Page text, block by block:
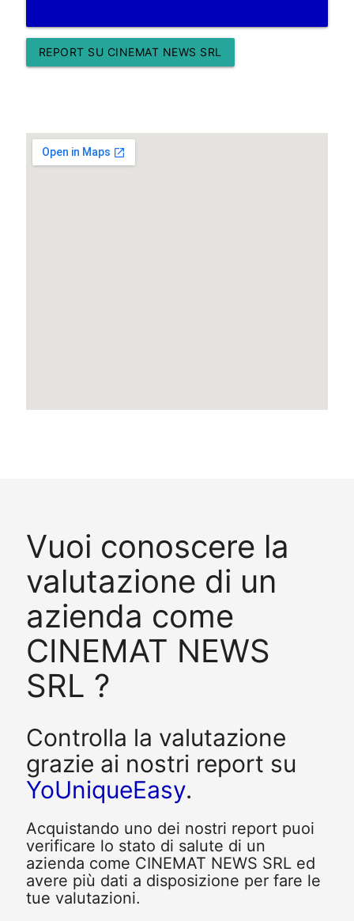
REPORT SU CINEMAT NEWS SRL
Vuoi conoscere la
valutazione di un
azienda come
CINEMAT NEWS
SRL ?
Controlla la valutazione
grazie ai nostri report su
YoUniqueEasy.
Acquistando uno dei nostri report puoi
verificare lo stato di salute di un
azienda come CINEMAT NEWS SRL ed
avere più dati a disposizione per fare le
tue valutazioni.